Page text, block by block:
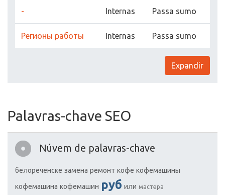
- Internas Passa sumo
Регионы работы Internas Passa sumo
Expandir
Palavras-chave SEO
Núvem de palavras-chave
белореченске замена ремонт кофе кофемашины
кофемашина кофемашин руб или мастера